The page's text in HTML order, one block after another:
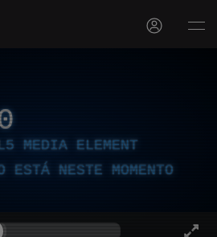
MEDIA ELEMENT
ESTÁ NESTE MOMENTO